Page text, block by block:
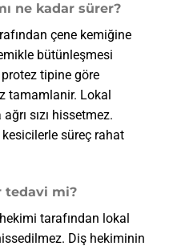
ne kadar sürer?
çene kemiğine
bütünleşmesi
protez tipine göre
tamamlanir. Lokal
sızı hissetmez.
süreç rahat
tedavi mi?
tarafından lokal
Diş hekiminin